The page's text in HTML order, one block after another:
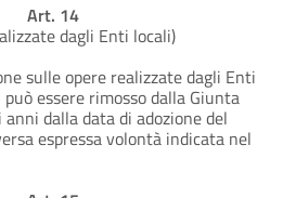
Art. 14
dagli Enti locali)
sulle opere realizzate dagli Enti
essere rimosso dalla Giunta
dalla data di adozione del
espressa volontà indicata nel